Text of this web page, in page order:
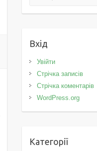
Вхід
Увійти
Стрічка записів
Стрічка коментарів
WordPress.org
Категорії